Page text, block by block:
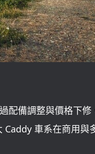
配備調整與價格下
車系在商用